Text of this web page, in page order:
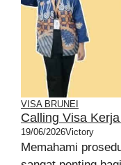
VISA BRUNEI
Calling Visa
19/06/2026Victory
Memahami